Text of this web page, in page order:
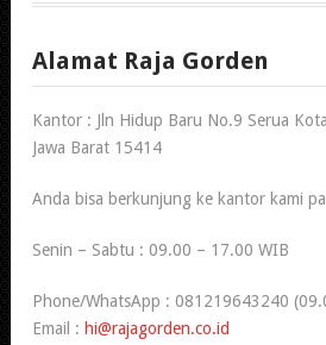
Alamat Raja Gorden
Kantor : Jln Hidup Baru No.9 Serua
Jawa Barat 15414
Anda bisa berkunjung ke kantor kami
Senin – Sabtu : 09.00 – 17.00 WIB
Phone/WhatsApp : 081219643240
Email : hi@rajagorden.co.id